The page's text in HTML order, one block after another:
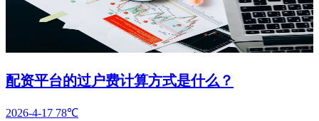
配资平台的过户费计算方式是什么？
2026-4-17 78℃